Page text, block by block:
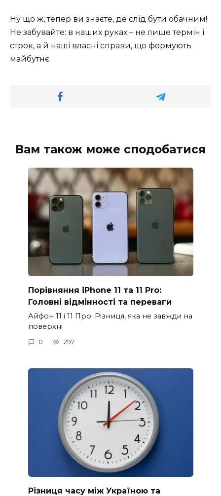
Ну що ж, тепер ви знаєте, де слід бути обачним!
Не забувайте: в наших руках – не лише термін і
строк, а й наші власні справи, що формують
майбутнє.
Вам також може сподобатися
Порівняння iPhone 11 та 11 Pro:
Головні відмінності та переваги
Айфон 11 і 11 Про: Різниця, яка не завжди на
поверхні
0 297
Різниця часу між Україною та